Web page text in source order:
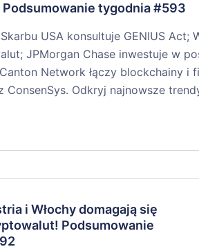
Podsumowanie tygodnia #593
USA konsultuje GENIUS Act;
JPMorgan Chase inwestuje w
Network łączy blockchainy i
ConsenSys. Odkryj najnowsze
i Włochy domagają się
Podsumowanie